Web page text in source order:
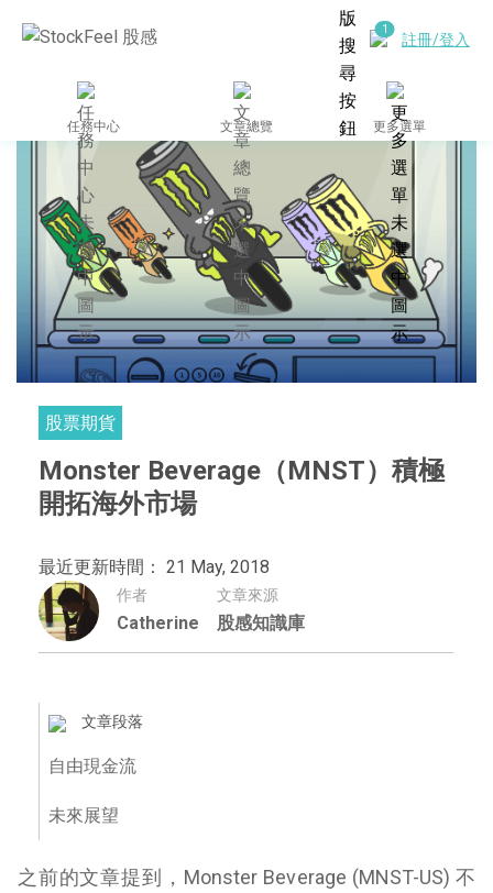
註冊/登入
任務中心 文章總覽 更多選單
股票期貨
Monster Beverage（MNST）積極
開拓海外市場
最近更新時間： 21 May, 2018
作者
Catherine
文章來源
股感知識庫
文章段落
自由現金流
未來展望
之前的文章提到，Monster Beverage (MNST-US) 不